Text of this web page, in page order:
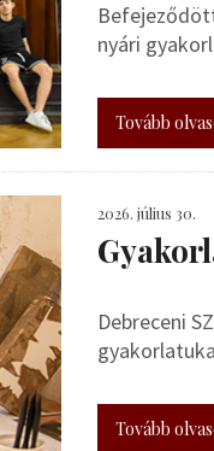
nyári
Tovább
2026. július 30.
Debreceni
Tovább